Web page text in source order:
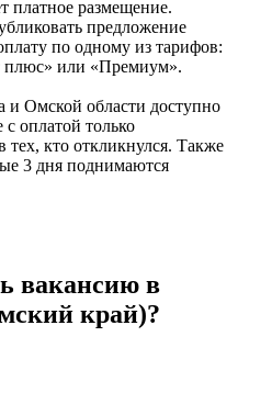
платное размещение.
предложение
по одному из тарифов:
плюс» или «Премиум».
Омской области доступно
оплатой только
тех, кто откликнулся. Также
3 дня поднимаются
вакансию в
край)?